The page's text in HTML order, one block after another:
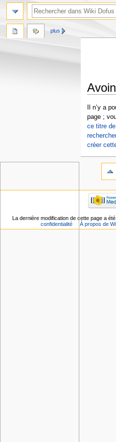
Aller
à
la
navigation
Aller
à
la
recherche
Il n’y a
page ;
ce titre
créer
plus
La dernière modification de cette page a
confidentialité
À propos de